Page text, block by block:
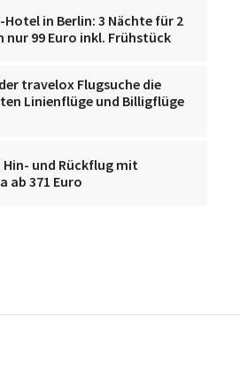
in Berlin: 3 Nächte für 2
nur 99 Euro inkl. Frühstück
travelox Flugsuche die
Linienflüge und Billigflüge
Hin- und Rückflug mit
ab 371 Euro